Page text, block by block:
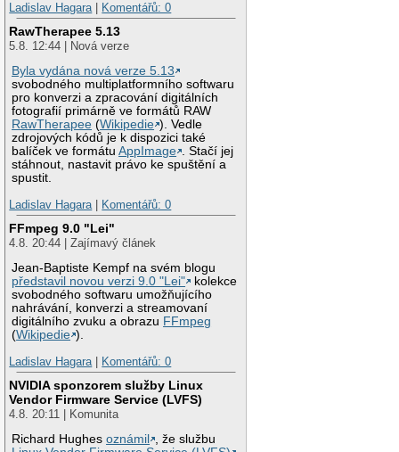
Ladislav Hagara| Komentářů: 0
RawTherapee 5.13
5.8. 12:44 | Nová verze
Byla vydána nová verze 5.13
svobodného multiplatformního softwaru
pro konverzi a zpracování digitálních
fotografií primárně ve formátů RAW
RawTherapee (Wikipedie ). Vedle
zdrojových kódů je k dispozici také
balíček ve formátuAppImage . Stačí jej
stáhnout, nastavit právo ke spuštění a
spustit.
Ladislav Hagara| Komentářů: 0
FFmpeg 9.0 "Lei"
4.8. 20:44 | Zajímavý článek
Jean-Baptiste Kempf na svém blogu
představil novou verzi 9.0 "Lei"
kolekce
svobodného softwaru umožňujícího
nahrávání, konverzi a streamovaní
digitálního zvuku a obrazu FFmpeg
(Wikipedie ).
Ladislav Hagara| Komentářů: 0
NVIDIA sponzorem služby Linux
Vendor Firmware Service (LVFS)
4.8. 20:11 | Komunita
Richard Hughesoznámil
, že službu